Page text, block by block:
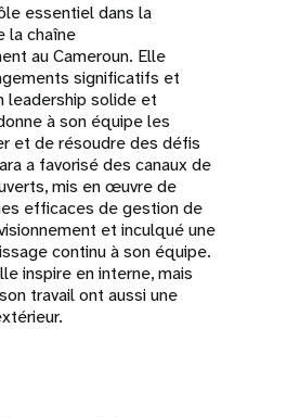
essentiel dans la
la chaîne
au Cameroun. Elle
significatifs et
leadership solide et
à son équipe les
et de résoudre des défis
a favorisé des canaux de
mis en œuvre de
efficaces de gestion de
et inculqué une
continu à son équipe.
inspire en interne, mais
travail ont aussi une